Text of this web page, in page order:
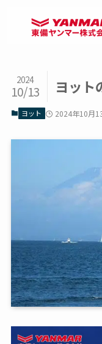
ヨット
2024
10/13
ヨット 2024年10月